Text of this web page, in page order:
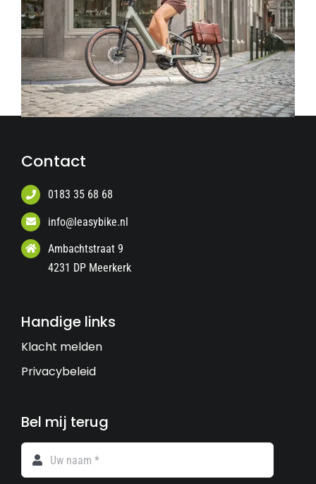
Contact
0183 35 68 68
info@leasybike.nl
Ambachtstraat 9
4231 DP Meerkerk
Handige links
Klacht melden
Privacybeleid
Bel mij terug